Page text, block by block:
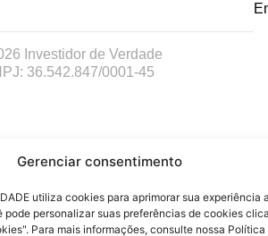
Gerenciar consentimento
utiliza cookies para aprimorar sua experiência
pode personalizar suas preferências de cookies
Para mais informações, consulte nossa Política
Investidor de Verdade
36.542.847/0001-45